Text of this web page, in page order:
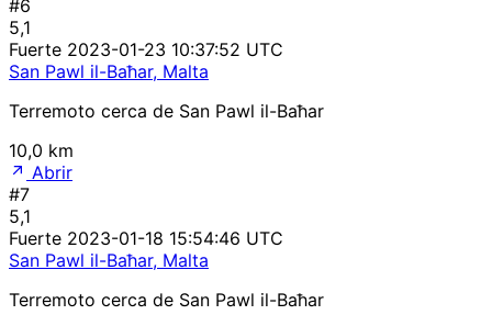
#6
5,1
Fuerte 2023-01-23 10:37:52 UTC
San Pawl il-Baħar, Malta
Terremoto cerca de San Pawl il-Baħar
10,0 km
Abrir
#7
5,1
Fuerte 2023-01-18 15:54:46 UTC
San Pawl il-Baħar, Malta
Terremoto cerca de San Pawl il-Baħar